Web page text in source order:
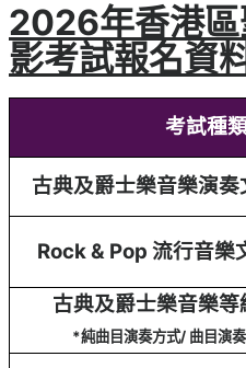
2026年香港
影考試報名資
考試種
古典及爵士樂音樂演
Rock & Pop 流行音樂
古典及爵士樂音樂
*純曲目演奏方式/ 曲目演